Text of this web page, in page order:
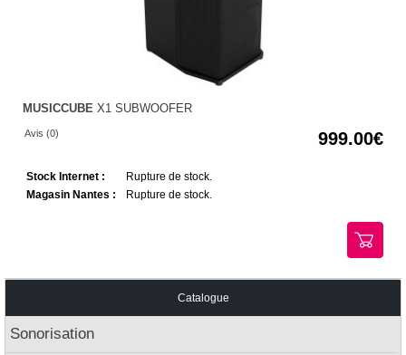
MUSICCUBE X1 SUBWOOFER
Avis (0) 999.00
Stock Internet :
Rupture de stock.
Magasin Nantes :
Rupture de stock.
Catalogue
Sonorisation